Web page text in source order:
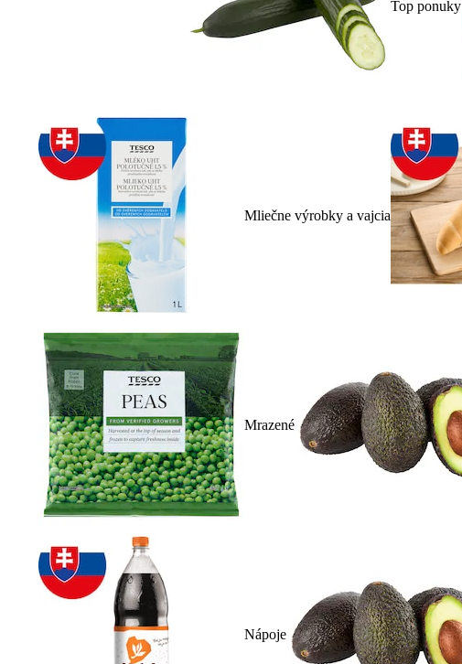
Top ponuky
Mliečne výrobky a vajcia
Mrazené
Nápoje